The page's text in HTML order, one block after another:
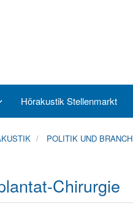
Hörakustik Stellenmarkt
POLITIK UND
Chirurgie